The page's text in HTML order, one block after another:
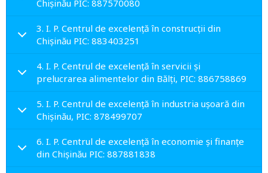
Chișinău PIC: 887570080
3. I. P. Centrul de excelenţă în construcţii din
Chișinău PIC: 883403251
4. I. P. Centrul de excelenţă în servicii şi
prelucrarea alimentelor din Bălți, PIC: 886758869
5. I. P. Centrul de excelenţă în industria uşoară din
Chișinău, PIC: 878499707
6. I. P. Centrul de excelenţă în economie şi finanţe
din Chișinău PIC: 887881838